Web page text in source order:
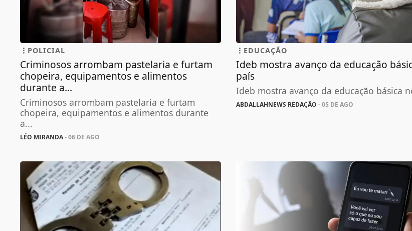
POLICIAL
Criminosos arrombam pastelaria e furtam
chopeira, equipamentos e alimentos
durante a...
Criminosos arrombam pastelaria e furtam
chopeira, equipamentos e alimentos durante
a...
LÉO MIRANDA- 06 DE AGO
EDUCAÇÃO
Ideb mostra avanço da educação
país
Ideb mostra avanço da educação básica
ABDALLAHNEWS REDAÇÃO - 05 DE AGO